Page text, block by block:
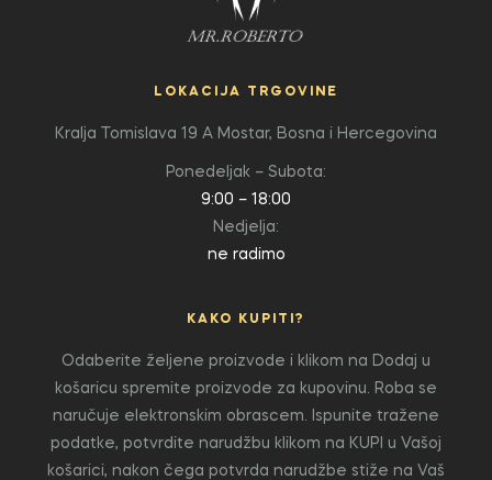
LOKACIJA TRGOVINE
Kralja Tomislava 19 A Mostar, Bosna i Hercegovina
Ponedeljak – Subota:
9:00 – 18:00
Nedjelja:
ne radimo
KAKO KUPITI?
Odaberite željene proizvode i klikom na Dodaj u
košaricu spremite proizvode za kupovinu. Roba se
naručuje elektronskim obrascem. Ispunite tražene
podatke, potvrdite narudžbu klikom na KUPI u Vašoj
košarici, nakon čega potvrda narudžbe stiže na Vaš